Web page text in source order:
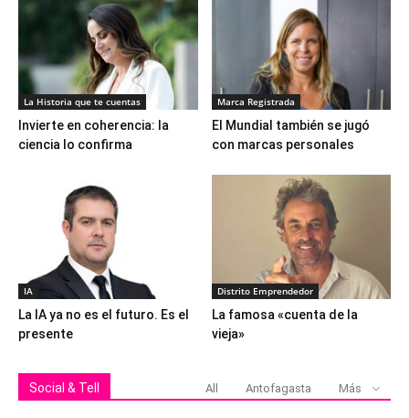
La Historia que te cuentas
Invierte en coherencia: la
ciencia lo confirma
Marca Registrada
El Mundial también se jugó
con marcas personales
IA
La IA ya no es el futuro. Es el
presente
Distrito Emprendedor
La famosa «cuenta de la
vieja»
Social & Tell All Antofagasta Más